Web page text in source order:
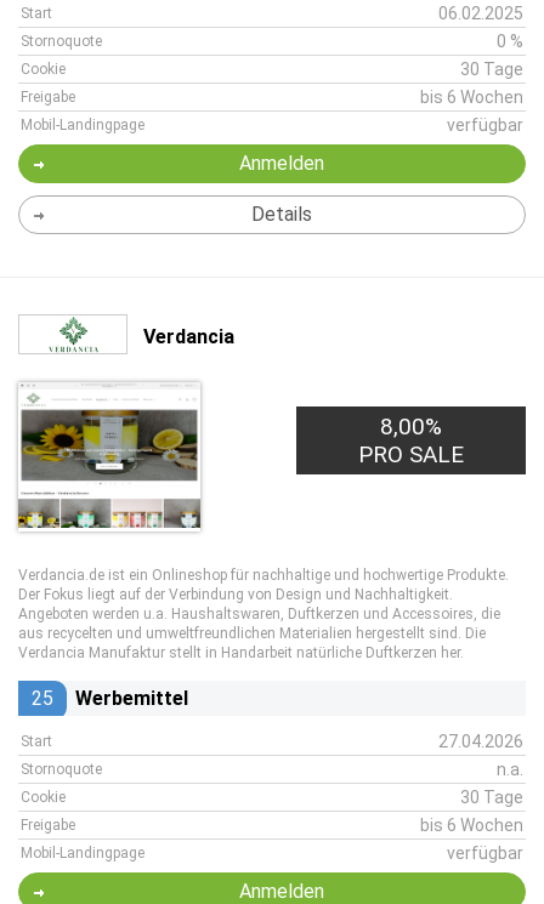
Start 06.02.2025
Stornoquote 0 %
Cookie 30 Tage
Freigabe bis 6 Wochen
Mobil-Landingpage verfügbar
Anmelden
Details
Verdancia
8,00%
PRO SALE
Verdancia.de ist ein Onlineshop für nachhaltige und hochwertige Produkte.
Der Fokus liegt auf der Verbindung von Design und Nachhaltigkeit.
Angeboten werden u.a. Haushaltswaren, Duftkerzen und Accessoires, die
aus recycelten und umweltfreundlichen Materialien hergestellt sind. Die
Verdancia Manufaktur stellt in Handarbeit natürliche Duftkerzen her.
25 Werbemittel
Start 27.04.2026
Stornoquote n.a.
Cookie 30 Tage
Freigabe bis 6 Wochen
Mobil-Landingpage verfügbar
Anmelden